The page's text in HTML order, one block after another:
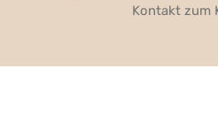
Kontakt zum